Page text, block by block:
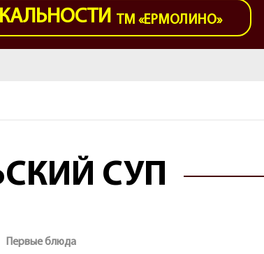
ТМ «ЕРМОЛИНО»
СУП
Первые блюда